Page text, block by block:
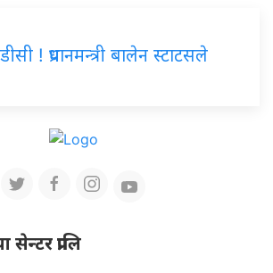
! प्रधानमन्त्री बालेन स्टाटसले
प्रालि